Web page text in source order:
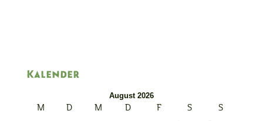
Kalender
August 2026
M D M D F S
S